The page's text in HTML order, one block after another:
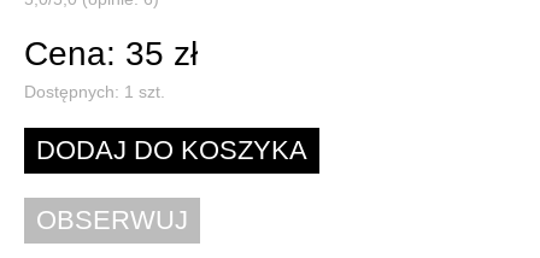
Cena: 35 zł
Dostępnych: 1 szt.